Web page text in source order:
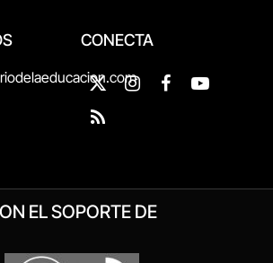
CONECTA
X
(Twitter)
InstagramFacebookYouTube
RSS
EL SOPORTE DE